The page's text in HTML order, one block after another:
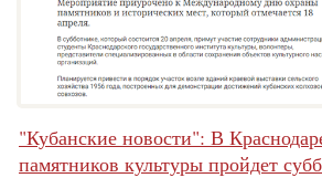
"Кубанские новости": В
памятников культуры пройдет